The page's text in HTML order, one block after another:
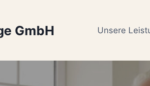
GmbH Unsere